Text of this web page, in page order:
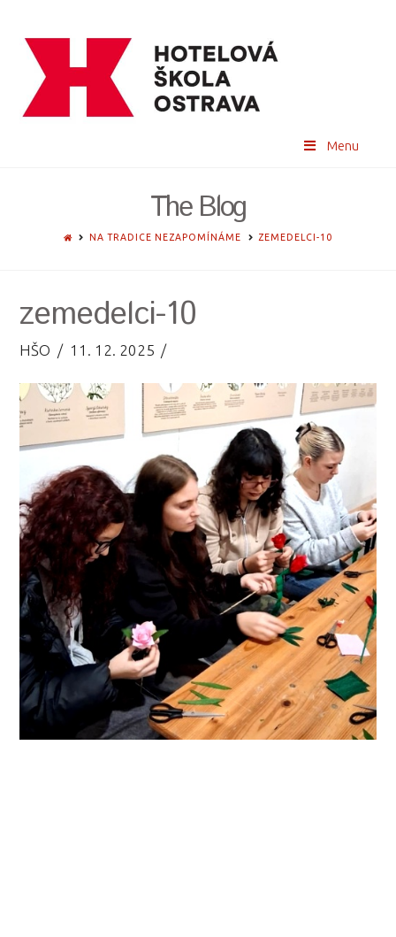
Menu
The Blog
HOMENA TRADICE NEZAPOMÍNÁME ZEMEDELCI-10
zemedelci-10
HŠO 11. 12. 2025